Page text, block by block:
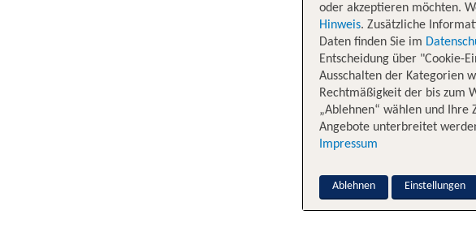
oder akzeptieren möchten.
Hinweis. Zusätzliche
Daten finden Sie im
Entscheidung über "Cookie-
Ausschalten der Kategorien
Rechtmäßigkeit der bis zum
„Ablehnen“ wählen und
Angebote unterbreitet
Impressum
Ablehnen Einstellungen